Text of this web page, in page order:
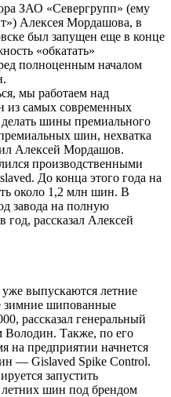
ЗАО «Севергрупп» (ему
Алексея Мордашова, в
был запущен еще в конце
«обкатать»
полноценным началом
мы работаем над
из самых современных
шины премиального
шин, нехватка
Алексей Мордашов.
производственными
До конца этого года на
около 1,2 млн шин. В
завода на полную
рассказал Алексей
выпускаются летние
зимние шипованные
рассказал генеральный
Также, по его
на предприятии начнется
— Gislaved Spike Control.
запустить
летних шин под брендом